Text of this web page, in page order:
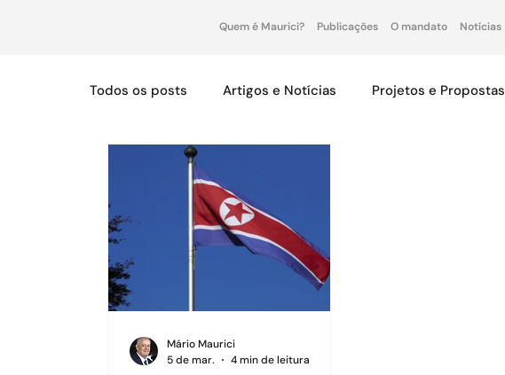
Quem é Maurici? Publicações O mandato Notícias
Todos os posts Artigos e Notícias Projetos e Propostas
Mário Maurici
5 de mar.
4 min de leitura